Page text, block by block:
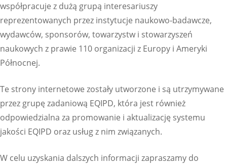
współpracuje z dużą grupą interesariuszy
reprezentowanych przez instytucje naukowo-badawcze,
wydawców, sponsorów, towarzystw i stowarzyszeń
naukowych z prawie 110 organizacji z Europy i Ameryki
Północnej.
Te strony internetowe zostały utworzone i są utrzymywane
przez grupę zadaniową EQIPD, która jest również
odpowiedzialna za promowanie i aktualizację systemu
jakości EQIPD oraz usług z nim związanych.
W celu uzyskania dalszych informacji zapraszamy do